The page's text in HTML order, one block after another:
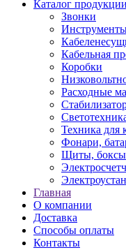
Каталог продукции
Звонки
Кабельная
Коробки
Расходные
Техника для
Фонари,
Щиты, боксы
Главная
О компании
Доставка
Способы оплаты
Контакты